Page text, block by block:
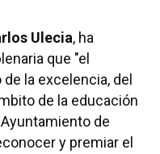
Ulecia, ha
que "el
la excelencia, del
de la educación
de
y premiar el